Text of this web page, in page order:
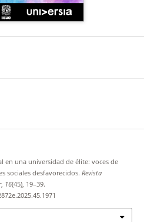
en una universidad de élite: voces de
sociales desfavorecidos. Revista
, 16(45), 19–39.